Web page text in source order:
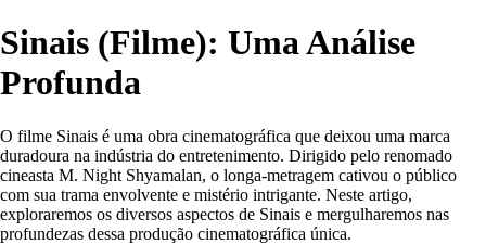
Sinais (Filme): Uma Análise
Profunda
O filme Sinais é uma obra cinematográfica que deixou uma marca
duradoura na indústria do entretenimento. Dirigido pelo renomado
cineasta M. Night Shyamalan, o longa-metragem cativou o público
com sua trama envolvente e mistério intrigante. Neste artigo,
exploraremos os diversos aspectos de Sinais e mergulharemos nas
profundezas dessa produção cinematográfica única.